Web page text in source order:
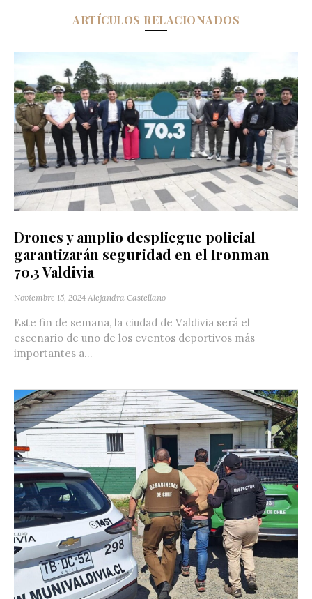
ARTÍCULOS RELACIONADOS
Drones y amplio despliegue policial
garantizarán seguridad en el Ironman
70.3 Valdivia
Noviembre 15, 2024 Alejandra Castellano
Este fin de semana, la ciudad de Valdivia será el
escenario de uno de los eventos deportivos más
importantes a...